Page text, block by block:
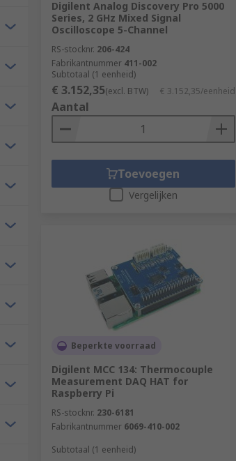
Digilent Analog Discovery Pro 5000
Series, 2 GHz Mixed Signal
Oscilloscope 5-Channel
RS-stocknr. 206-424
Fabrikantnummer 411-002
Subtotaal (1 eenheid)
€ 3.152,35(excl. BTW) € 3.152,35/eenheid
Aantal
Toevoegen
Vergelijken
Beperkte voorraad
Digilent MCC 134: Thermocouple
Measurement DAQ HAT for
Raspberry Pi
RS-stocknr. 230-6181
Fabrikantnummer 6069-410-002
Subtotaal (1 eenheid)